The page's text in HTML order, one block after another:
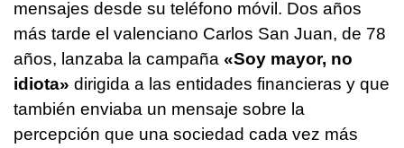
mensajes desde su teléfono móvil. Dos años
más tarde el valenciano Carlos San Juan, de 78
años, lanzaba la campaña «Soy mayor, no
idiota» dirigida a las entidades financieras y que
también enviaba un mensaje sobre la
percepción que una sociedad cada vez más